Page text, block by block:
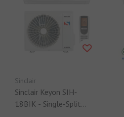
Sinclair
Sinclair Keyon SIH-
18BIK - Single-Split